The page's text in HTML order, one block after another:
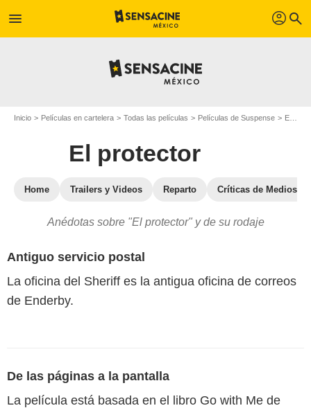
menu profil search
Inicio Películas en cartelera Todas las películas Películas de Suspense El protector
El protector
Home Trailers y Videos Reparto Críticas de Medios
Anédotas sobre "El protector" y de su rodaje
Antiguo servicio postal
La oficina del Sheriff es la antigua oficina de correos
de Enderby.
De las páginas a la pantalla
La película está basada en el libro Go with Me de